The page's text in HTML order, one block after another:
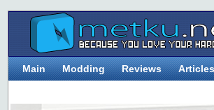
Main Modding Reviews Articles